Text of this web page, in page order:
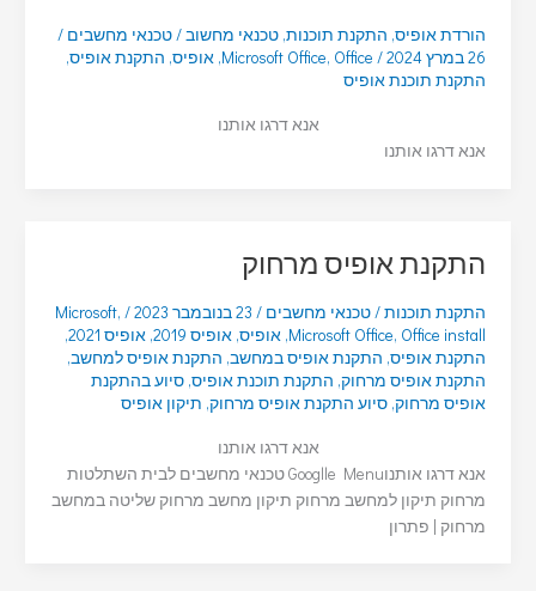
הורדת אופיס, התקנת תוכנות, טכנאי מחשוב/טכנאי מחשבים /
26 במרץ 2024
/
Microsoft Office, Office
, אופיס, התקנת אופיס,
התקנת תוכנת אופיס
אנא דרגו אותנו
אנא דרגו אותנו
התקנת אופיס מרחוק
התקנת תוכנות/טכנאי מחשבים / 23 בנובמבר 2023 /
Microsoft,
Microsoft Office, Office install
, אופיס, אופיס 2019 , אופיס 2021
,
התקנת אופיס, התקנת אופיס במחשב, התקנת אופיס למחשב,
התקנת אופיס מרחוק, התקנת תוכנת אופיס, סיוע בהתקנת
אופיס מרחוק, סיוע התקנת אופיס מרחוק, תיקון אופיס
אנא דרגו אותנו
אנא דרגו אותנוGooglle Menu טכנאי מחשבים לבית השתלטות
מרחוק תיקון למחשב מרחוק תיקון מחשב מרחוק שליטה במחשב
מרחוק | פתרון